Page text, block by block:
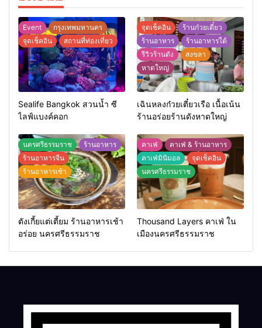
Event
กรุงเทพมหานคร
จุดเช็คอิน
สถานที่ท่องเที่ยว
Sealife Bangkok สวนน้ำ ซี
ไลฟ์แบงค์คอก
จุดเช็คอิน
ร้านก๋วยเตี๋ยว
ร้านอาหาร
ร้านอาหารใต้
รีวิวร้านดัง
สงขลา
หาดใหญ่
เฉินหลงก๋วยเตี๋ยวเรือ เนื้อเน้น
ร้านอร่อยร้านดังหาดใหญ่
นครศรีธรรมราช
ร้านอาหาร
ร้านอาหารจีน
ร้านอาหารเช้า
ตังเกี้ยแต่เตี้ยม ร้านอาหารเช้า
อร่อย นครศรีธรรมราช
คาเฟ่
คาเฟ่ & ร้านอาหาร
คาเฟ่มินิมอล
จุดเช็คอิน
นครศรีธรรมราช
Thousand Layers คาเฟ่ ใน
เมืองนครศรีธรรมราช